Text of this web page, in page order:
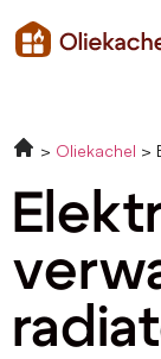
Oliekachel